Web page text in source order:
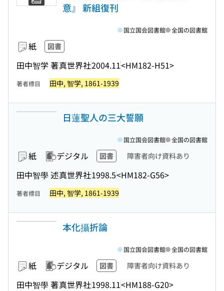
意』 新組復刊
紙 図書
田中智学 著真世界社2004.11<HM182-H51>
国立国会図書館 全国の図書館
著者標目 田中, 智学, 1861-1939
日蓮聖人の三大誓願
紙 デジタル 図書 障害者向け資料あり
田中智學 述真世界社1998.5<HM182-G56>
国立国会図書館 全国の図書館
著者標目 田中, 智学, 1861-1939
本化攝折論
紙 デジタル 図書 障害者向け資料あり
田中智學 著真世界社1998.11<HM188-G20>
国立国会図書館 全国の図書館